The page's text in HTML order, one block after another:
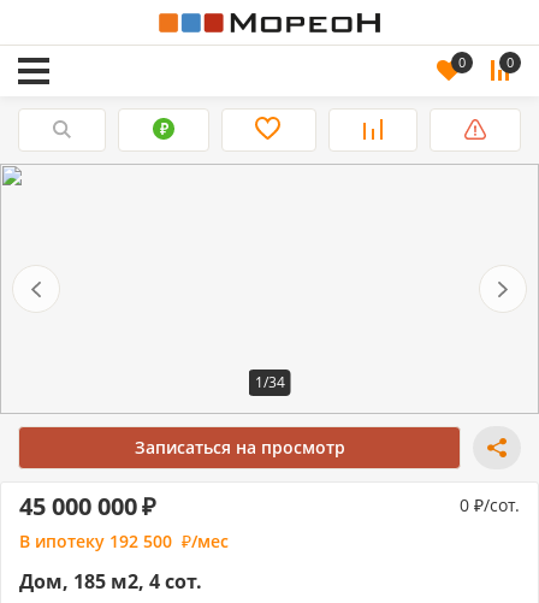
0 0
1/34
Записаться на просмотр
Дом, 185 м2, 4 сот.
45 000 000 0
/сот.
В ипотеку 192 500 /мес